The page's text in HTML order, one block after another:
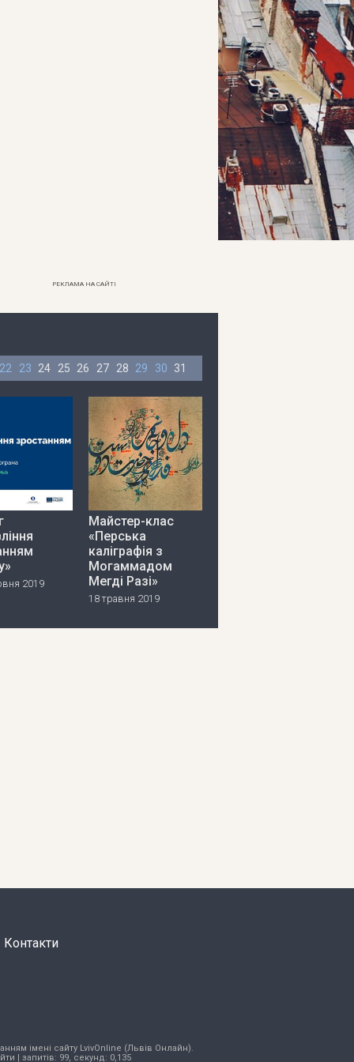
РЕКЛАМА НА САЙТІ
22 23 24 25 26 27 28 29 30 31
2019
Майстер-клас
«Перська
каліграфія з
Могаммадом
Мегді Разі»
18 травня 2019
Контакти
імені сайту LvivOnline (Львів Онлайн).
| запитів: 99, секунд: 0,135